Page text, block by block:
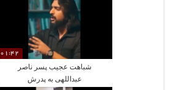
01:42
شباهت عجیب پسر ناصر
عبداللهی به پدرش